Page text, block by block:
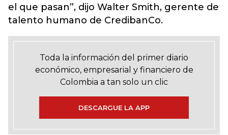
el que pasan”, dijo Walter Smith, gerente de
talento humano de CredibanCo.
Toda la información del primer diario
económico, empresarial y financiero de
Colombia a tan solo un clic
DESCARGUE LA APP